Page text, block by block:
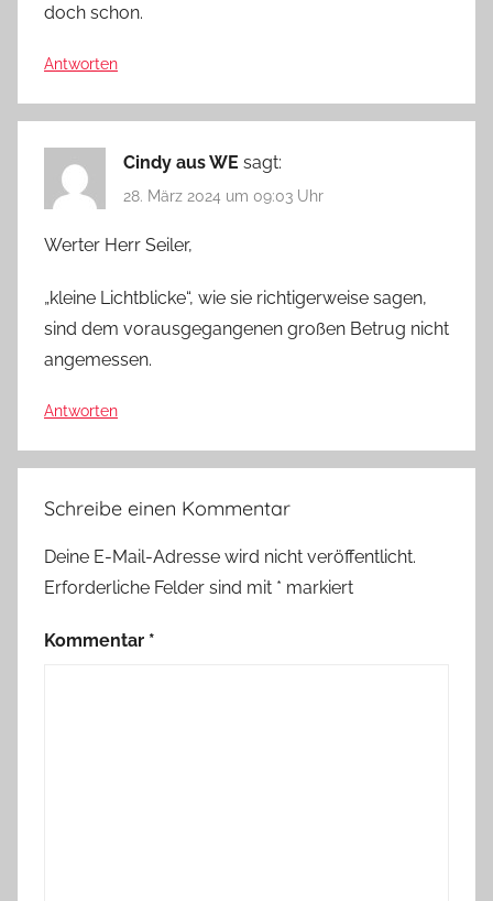
doch schon.
Antworten
Cindy aus WE sagt:
28. März 2024 um 09:03 Uhr
Werter Herr Seiler,
„kleine Lichtblicke“, wie sie richtigerweise sagen,
sind dem vorausgegangenen großen Betrug nicht
angemessen.
Antworten
Schreibe einen Kommentar
Deine E-Mail-Adresse wird nicht veröffentlicht.
Erforderliche Felder sind mit * markiert
Kommentar *